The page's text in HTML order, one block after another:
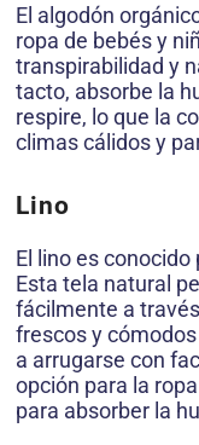
El algodón
ropa de bebés y
transpirabilidad y
tacto, absorbe la
respire, lo que la
climas cálidos y
Lino
El lino es
Esta tela natural
fácilmente a
frescos y
a arrugarse con
opción para la
para absorber la